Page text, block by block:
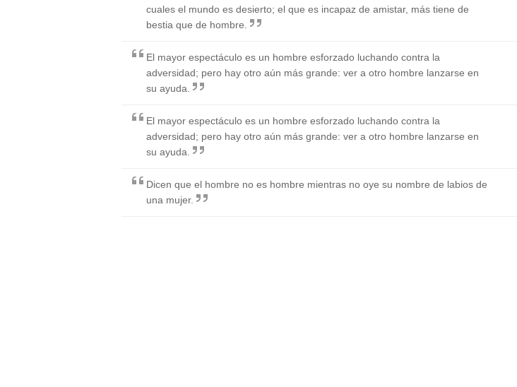
cuales el mundo es desierto; el que es incapaz de amistar, más tiene de
bestia que de hombre.
El mayor espectáculo es un hombre esforzado luchando contra la
adversidad; pero hay otro aún más grande: ver a otro hombre lanzarse en
su ayuda.
El mayor espectáculo es un hombre esforzado luchando contra la
adversidad; pero hay otro aún más grande: ver a otro hombre lanzarse en
su ayuda.
Dicen que el hombre no es hombre mientras no oye su nombre de labios de
una mujer.